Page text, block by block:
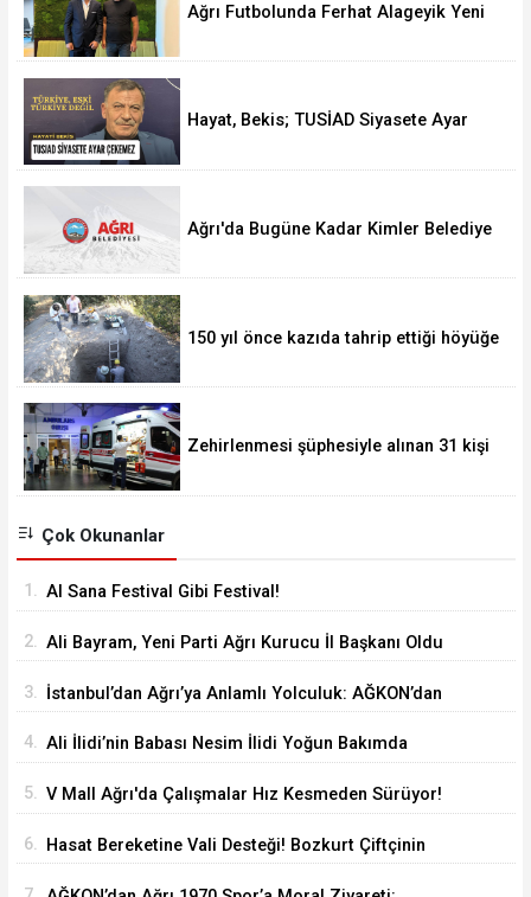
Ağrı Futbolunda Ferhat Alageyik Yeni
Hayat, Bekis; TUSİAD Siyasete Ayar
Ağrı'da Bugüne Kadar Kimler Belediye
150 yıl önce kazıda tahrip ettiği höyüğe
Zehirlenmesi şüphesiyle alınan 31 kişi
Çok Okunanlar
1. Al Sana Festival Gibi Festival!
2. Ali Bayram, Yeni Parti Ağrı Kurucu İl Başkanı Oldu
3. İstanbul’dan Ağrı’ya Anlamlı Yolculuk: AĞKON’dan
4. Ali İlidi’nin Babası Nesim İlidi Yoğun Bakımda
5. V Mall Ağrı'da Çalışmalar Hız Kesmeden Sürüyor!
6. Hasat Bereketine Vali Desteği! Bozkurt Çiftçinin